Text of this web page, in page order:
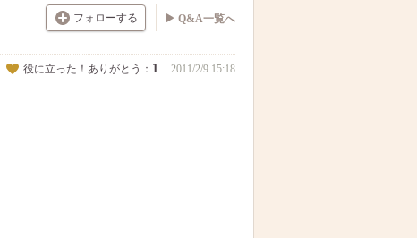
フォローする Q&A一覧へ
役に立った！ありがとう： 1 2011/2/9 15:18